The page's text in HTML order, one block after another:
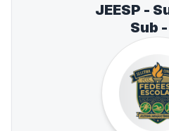
JEESP - Sub - 14 e
Sub -